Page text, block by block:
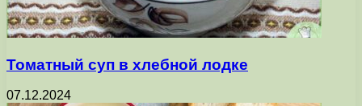
Томатный суп в хлебной лодке
07.12.2024